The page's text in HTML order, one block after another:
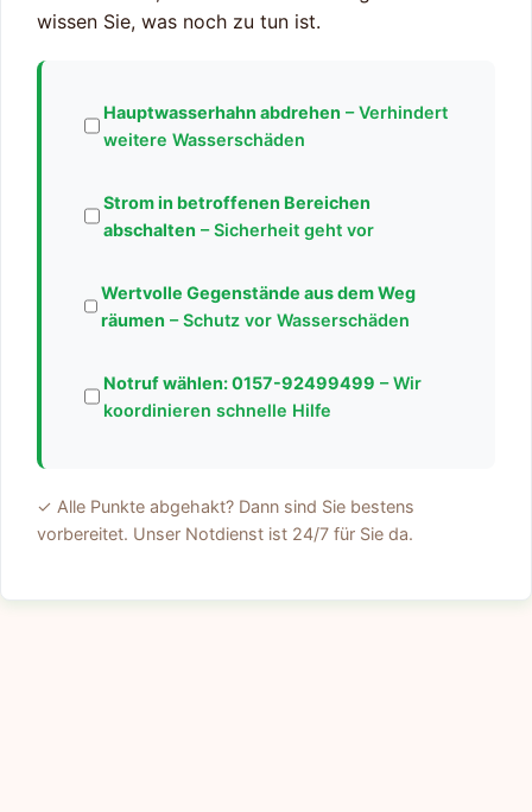
wissen Sie, was noch zu tun ist.
Hauptwasserhahn abdrehen – Verhindert
weitere Wasserschäden
Strom in betroffenen Bereichen
abschalten – Sicherheit geht vor
Wertvolle Gegenstände aus dem Weg
räumen – Schutz vor Wasserschäden
Notruf wählen:0157-92499499 – Wir
koordinieren schnelle Hilfe
✓ Alle Punkte abgehakt? Dann sind Sie bestens
vorbereitet. Unser Notdienst ist 24/7 für Sie da.